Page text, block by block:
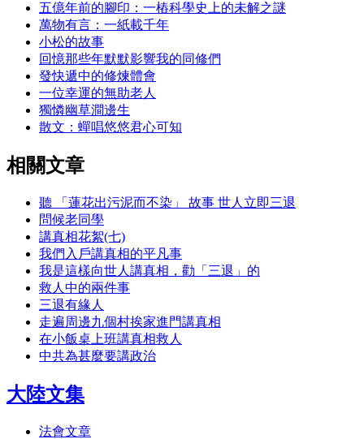
五億年前的腳印：一樁科學史上的未解之謎
萬物有言：一紙載千年
小松的故事
回憶那些年默默影響我的同修們
發快遞中的修煉體會
一位幸運的無助老人
獨憐幽草澗邊生
散文：蟬唱悠悠君心可知
相關文章
聽 「蓮花出污泥而不染」 故事 世人立即三退
問候老同學
講真相花絮(七)
我們入戶講真相的平凡事
我是這樣向世人講真相，勸「三退」的
救人中的兩件事
三退有緣人
走遍周邊九個村挨家進門講真相
在小飯桌上班講真相救人
中共為甚麼要講政治
大陸文集
法會文章